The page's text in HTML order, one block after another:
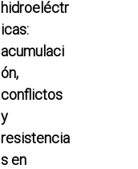
hidroeléctr
icas:
acumulaci
ón,
conflictos
y
resistencia
s en